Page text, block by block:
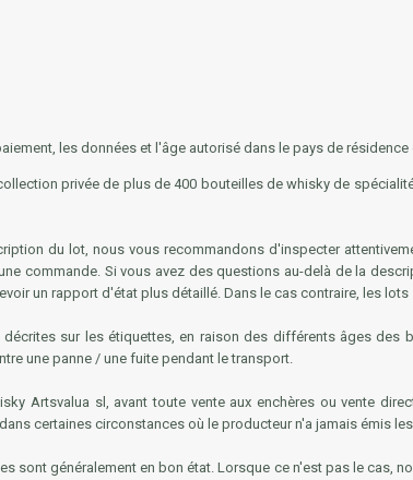
les données et l'âge autorisé dans le pays de
privée de plus de 400 bouteilles de whisky de
du lot, nous vous recommandons d'inspecter
commande. Si vous avez des questions au-delà de la
un rapport d'état plus détaillé. Dans le cas contraire, les
sur les étiquettes, en raison des différents âges
une panne / une fuite pendant le transport.
Artsvalua sl, avant toute vente aux enchères ou vente
certaines circonstances où le producteur n'a jamais émis
sont généralement en bon état. Lorsque ce n'est pas le cas,